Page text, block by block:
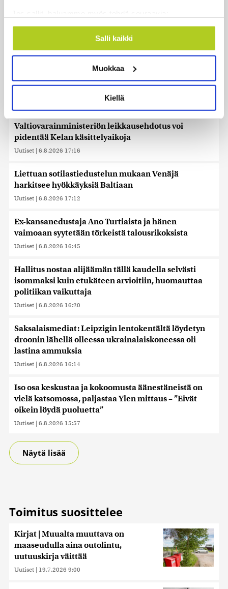
Kerätä tietoja maantieteellisestä sijainnistasi,
mahdollisesti muutaman metrin tarkkuudella
ominaispiirteitä aktiivisesti (sormenjäljen
Lue lisää siitä, miten henkilötietojasi käsitellään ja miten
suostumustasi tai peruuttaa sen milloin vain
evästeilmoituksessa.
Käytämme evästeitä tarjoamamme sisällön ja mainosten
tukemiseen ja kävijämäärämme analysoimiseen. Lisäksi
alan kumppaneillemme tietoja siitä, miten käytät
sivustoamme. Kumppanimme voivat yhdistää näitä
tietoja muihin tietoihin, joita olet antanut heille tai joita on
saatetaan myös siirtää ulkomaille.
Salli kaikki
Muokkaa
Kiellä
Uutiset | 6.8.2026 21:15
Lämpöennätys meni uusiksi Slovakiassa toisena
Valtiovarainministeriön leikkausehdotus voi
pidentää Kelan käsittelyaikoja
Uutiset | 6.8.2026 17:16
Liettuan sotilastiedustelun mukaan Venäjä
harkitsee hyökkäyksiä Baltiaan
Uutiset | 6.8.2026 17:12
Ex-kansanedustaja Ano Turtiaista ja hänen
vaimoaan syytetään törkeistä talousrikoksista
Uutiset | 6.8.2026 16:45
Hallitus nostaa alijäämän tällä kaudella selvästi
isommaksi kuin etukäteen arvioitiin, huomauttaa
politiikan vaikuttaja
Uutiset | 6.8.2026 16:20
Saksalaismediat: Leipzigin lentokentältä löydetyn
droonin lähellä olleessa ukrainalaiskoneessa oli
lastina ammuksia
Uutiset | 6.8.2026 16:14
Iso osa keskustaa ja kokoomusta äänestäneistä on
vielä katsomossa, paljastaa Ylen mittaus – ”Eivät
oikein löydä puoluetta”
Uutiset | 6.8.2026 15:57
Näytä lisää
Toimitus suosittelee
Kirjat | Muualta muuttava on
maaseudulla aina outolintu,
uutuuskirja väittää
Uutiset | 19.7.2026 9:00